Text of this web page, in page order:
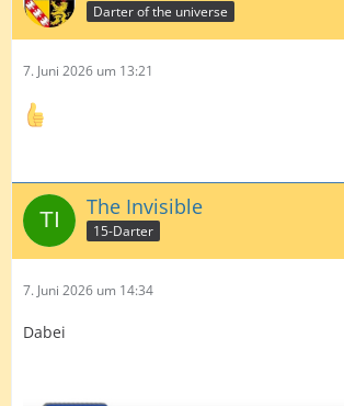
Darter of the universe
7. Juni 2026 um 13:21
The Invisible
15-Darter
7. Juni 2026 um 14:34
Dabei